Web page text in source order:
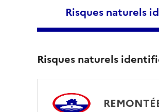
Risques naturels
Risques naturels